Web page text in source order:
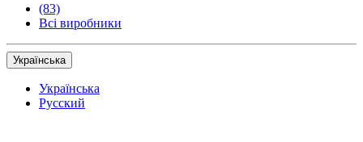
(83)
Всі виробники
Українська
Українська
Русский